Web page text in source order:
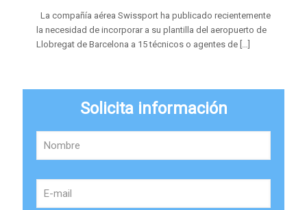
La compañía aérea Swissport ha publicado recientemente
la necesidad de incorporar a su plantilla del aeropuerto de
Llobregat de Barcelona a 15 técnicos o agentes de […]
Solicita información